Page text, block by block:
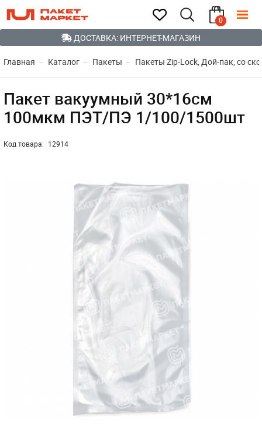
0
ДОСТАВКА: ИНТЕРНЕТ-МАГАЗИН
Главная Каталог Пакеты Пакеты Zip-Lock, Дой-пак, со
Пакет вакуумный 30*16см
100мкм ПЭТ/ПЭ 1/100/1500шт
Код товара: 12914